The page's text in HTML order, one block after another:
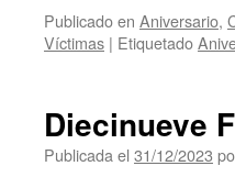
Publicado en Aniversario,
Víctimas | Etiquetado
Diecinueve
Publicada el 31/12/2023